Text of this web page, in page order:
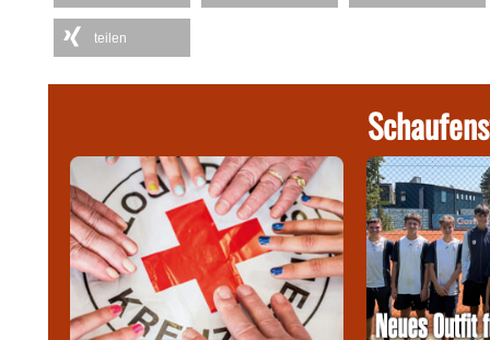
teilen